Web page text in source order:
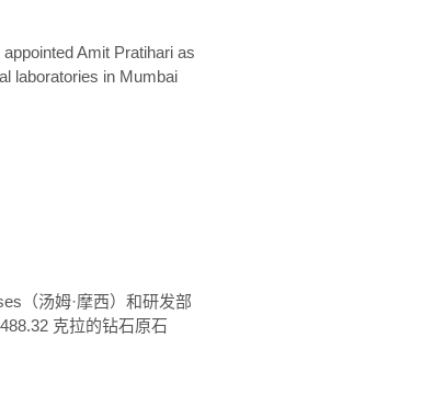
Amit Pratihari as
laboratories in Mumbai
（汤姆·摩西）和研发部
克拉的钻石原石